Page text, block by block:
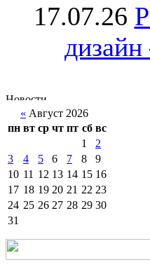
17.07.26
« Август 2026
пн вт ср чт пт сб вс
1
2
3
4 5 6 7 8
9
10 11 12 13 14 15 16
17 18 19 20 21 22 23
24 25 26 27 28 29 30
31